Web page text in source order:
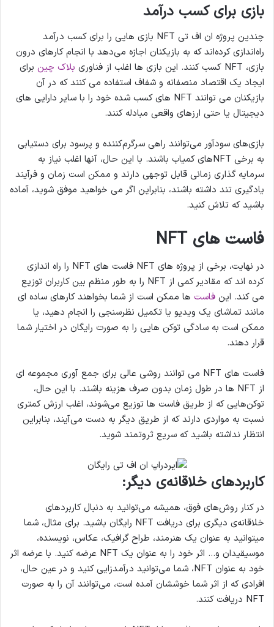
بازی برای کسب درآمد
چندین پروژه ان اف تی NFT بازی هایی را برای کسب درآمد
راه‌اندازی کرده‌اند که به بازیکنان اجازه می‌دهد با انجام کارهای درون
بازی، NFT کسب کنند. این بازی ها اغلب از فناوری
بلاک چین برای
ایجاد یک اقتصاد منصفانه و شفاف استفاده می کنند که در آن
بازیکنان می توانند NFT های کسب شده خود را با سایر دارایی های
دیجیتال یا حتی ارزهای واقعی مبادله کنند.
بازی‌های سودآور می‌توانند راهی سرگرم‌کننده و پرسود برای دستیابی
به برخی NFT‌های کمیاب باشند. با این حال، آنها اغلب نیاز به
سرمایه گذاری زمانی قابل توجهی دارند و ممکن است زمان و فرآیند
یادگیری تند داشته باشند، بنابراین اگر می خواهید موفق شوید، آماده
باشید که تلاش کنید.
فاست های NFT
در نهایت، برخی از پروژه های NFT فاست های NFT را راه اندازی
کرده اند که مقادیر کمی از NFT را به طور منظم بین کاربران توزیع
می کند. این فاست ها ممکن است از شما بخواهند کارهای ساده ای
مانند تماشای یک ویدیو یا تکمیل نظرسنجی را انجام دهید، یا
ممکن است به سادگی توکن هایی را به صورت رایگان در اختیار شما
قرار دهند.
فاست های NFT می توانند روشی عالی برای جمع آوری مجموعه ای
از NFT ها در طول زمان بدون صرف هزینه باشند. با این حال،
توکن‌هایی که از طریق فاست ها توزیع می‌شوند، اغلب ارزش کمتری
نسبت به مواردی دارند که از طریق دیگر به دست می‌آیند، بنابراین
انتظار نداشته باشید که سریع ثروتمند شوید.
کاربردهای خلاقانه‌ی دیگر:
در کنار روش‌های فوق، همیشه می‌توانید به دنبال کاربردهای
خلاقانه‌ی دیگری برای دریافت NFT رایگان باشید. برای مثال، شما
میتوانید به عنوان یک هنرمند، طراح گرافیک، عکاس، نویسنده،
موسیقیدان و… اثر خود را به عنوان یک NFT عرضه کنید. با عرضه اثر
خود به عنوان NFT، شما می‌توانید درآمدزایی کنید و در عین حال،
افرادی که از اثر شما خوششان آمده است، می‌توانند آن را به صورت
NFT دریافت کنند.